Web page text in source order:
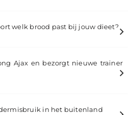
welk brood past bij jouw dieet?
Ajax en bezorgt nieuwe trainer
in het buitenland